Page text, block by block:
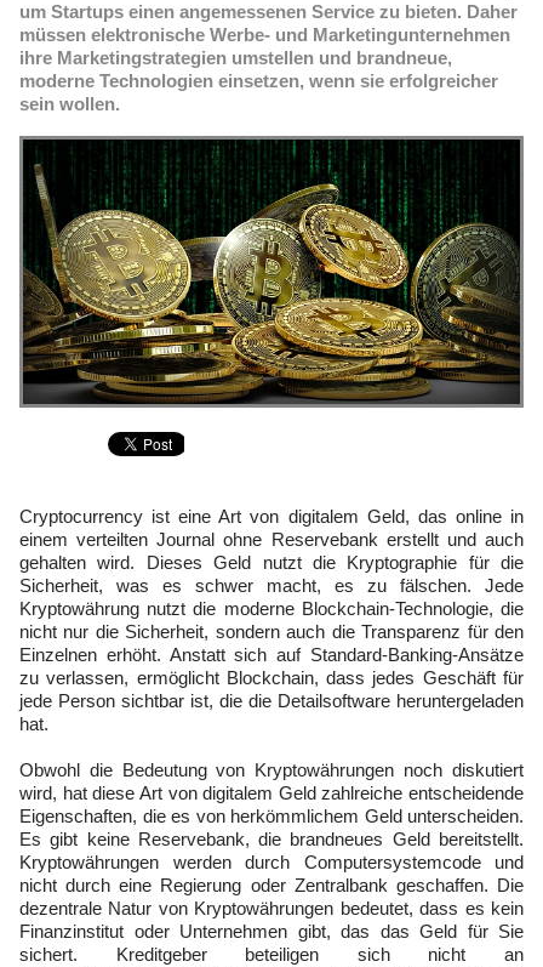
um Startups einen angemessenen Service zu bieten. Daher
müssen elektronische Werbe- und Marketingunternehmen
ihre Marketingstrategien umstellen und brandneue,
moderne Technologien einsetzen, wenn sie erfolgreicher
sein wollen.
Cryptocurrency ist eine Art von digitalem Geld, das online in
einem verteilten Journal ohne Reservebank erstellt und auch
gehalten wird. Dieses Geld nutzt die Kryptographie für die
Sicherheit, was es schwer macht, es zu fälschen. Jede
Kryptowährung nutzt die moderne Blockchain-Technologie, die
nicht nur die Sicherheit, sondern auch die Transparenz für den
Einzelnen erhöht. Anstatt sich auf Standard-Banking-Ansätze
zu verlassen, ermöglicht Blockchain, dass jedes Geschäft für
jede Person sichtbar ist, die die Detailsoftware heruntergeladen
hat.
Obwohl die Bedeutung von Kryptowährungen noch diskutiert
wird, hat diese Art von digitalem Geld zahlreiche entscheidende
Eigenschaften, die es von herkömmlichem Geld unterscheiden.
Es gibt keine Reservebank, die brandneues Geld bereitstellt.
Kryptowährungen werden durch Computersystemcode und
nicht durch eine Regierung oder Zentralbank geschaffen. Die
dezentrale Natur von Kryptowährungen bedeutet, dass es kein
Finanzinstitut oder Unternehmen gibt, das das Geld für Sie
sichert. Kreditgeber beteiligen sich nicht an